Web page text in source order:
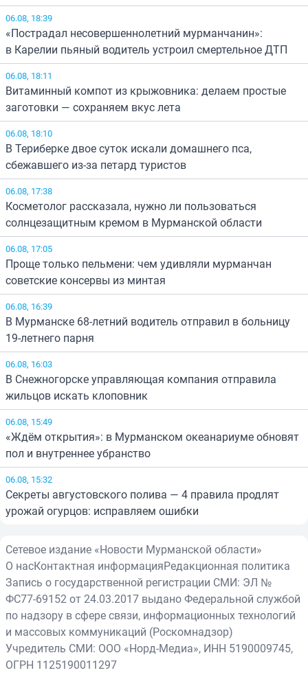
06.08, 18:39
«Пострадал несовершеннолетний мурманчанин»:
в Карелии пьяный водитель устроил смертельное ДТП
06.08, 18:11
Витаминный компот из крыжовника: делаем простые
заготовки — сохраняем вкус лета
06.08, 18:10
В Териберке двое суток искали домашнего пса,
сбежавшего из-за петард туристов
06.08, 17:38
Косметолог рассказала, нужно ли пользоваться
солнцезащитным кремом в Мурманской области
06.08, 17:05
Проще только пельмени: чем удивляли мурманчан
советские консервы из минтая
06.08, 16:39
В Мурманске 68-летний водитель отправил в больницу
19-летнего парня
06.08, 16:03
В Снежногорске управляющая компания отправила
жильцов искать клоповник
06.08, 15:49
«Ждём открытия»: в Мурманском океанариуме обновят
пол и внутреннее убранство
06.08, 15:32
Секреты августовского полива — 4 правила продлят
урожай огурцов: исправляем ошибки
Сетевое издание «Новости Мурманской области»
О насКонтактная информацияРедакционная политика
Запись о государственной регистрации СМИ: ЭЛ №
ФС77-69152 от 24.03.2017 выдано Федеральной службой
по надзору в сфере связи, информационных технологий
и массовых коммуникаций (Роскомнадзор)
Учредитель СМИ: ООО «Норд-Медиа», ИНН 5190009745,
ОГРН 1125190011297